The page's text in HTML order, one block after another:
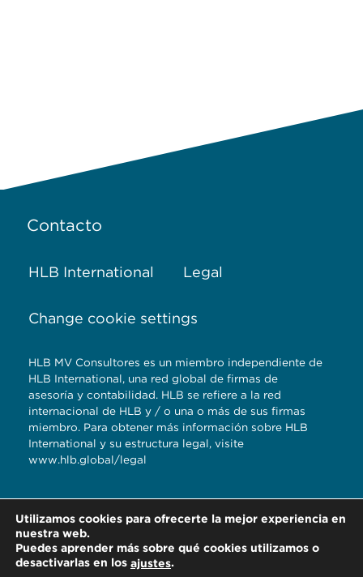
Contacto
HLB International Legal
Change cookie settings
HLB MV Consultores es un miembro independiente de
HLB International, una red global de firmas de
asesoría y contabilidad. HLB se refiere a la red
internacional de HLB y / o una o más de sus firmas
miembro. Para obtener más información sobre HLB
International y su estructura legal, visite
www.hlb.global/legal
piso Reserva
Territorial Atlixcayotl,
Pue. | Tel. 2222964909 2222103750
Utilizamos cookies para ofrecerte la mejor experiencia en
nuestra web.
Puedes aprender más sobre qué cookies utilizamos o
desactivarlas en los ajustes.